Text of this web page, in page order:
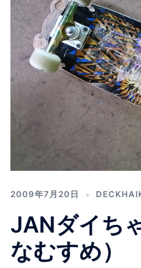
2009年7月20日
JANダイち
なむすめ）